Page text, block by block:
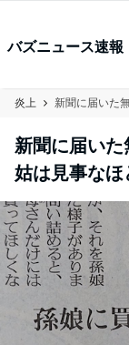
バズニュース速報
炎上
新聞に届いた
姑は見事な